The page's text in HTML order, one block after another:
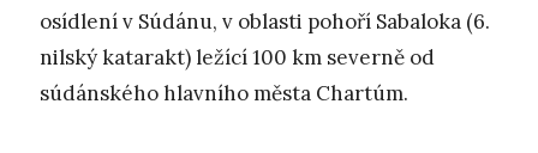
osídlení v Súdánu, v oblasti pohoří Sabaloka (6.
nilský katarakt) ležící 100 km severně od
súdánského hlavního města Chartúm.